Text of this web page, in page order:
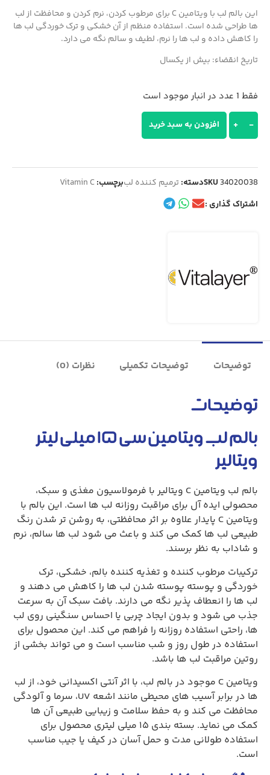
این بالم لب با ویتامین C برای مرطوب کردن، نرم کردن و محافظت از لب‌
ها طراحی شده است. استفاده منظم از آن خشکی و ترک‌ خوردگی لب‌ ها
را کاهش داده و لب‌ ها را نرم، لطیف و سالم نگه می‌ دارد.
تاریخ انقضاء: بیش از یکسال
فقط 1 عدد در انبار موجود است
-
+ افزودن به سبد خرید
SKU34020038 دسته:ترمیم کننده لببرچسب:Vitamin C
اشتراک گذاری :
توضیحات توضیحات تکمیلی نظرات (0)
توضیحات
بالم لب ویتامین سی ۱۵ میلی‌ لیتر
ویتالیر
بالم لب ویتامین C ویتالیر با فرمولاسیون مغذی و سبک،
محصولی ایده‌ آل برای مراقبت روزانه لب‌ ها است. این بالم با
ویتامین C پایدار علاوه بر اثر محافظتی، به روشن‌ تر شدن رنگ
طبیعی لب‌ ها کمک می‌ کند و باعث می‌ شود لب‌ ها سالم، نرم
و شاداب به نظر برسند.
ترکیبات مرطوب‌ کننده و تغذیه‌ کننده بالم، خشکی، ترک‌
خوردگی و پوسته‌ پوسته شدن لب‌ ها را کاهش می‌ دهند و
لب‌ ها را انعطاف‌ پذیر نگه می‌ دارند. بافت سبک آن به سرعت
جذب می‌ شود و بدون ایجاد چربی یا احساس سنگینی روی لب‌
ها، راحتی استفاده روزانه را فراهم می‌ کند. این محصول برای
استفاده در طول روز و شب مناسب است و می‌ تواند بخشی از
روتین مراقبت لب‌ ها باشد.
ویتامین C موجود در بالم لب، با اثر آنتی‌ اکسیدانی خود، از لب‌
ها در برابر آسیب‌ های محیطی مانند اشعه UV، سرما و آلودگی
محافظت می‌ کند و به حفظ سلامت و زیبایی طبیعی آن‌ ها
کمک می‌ نماید. بسته‌ بندی ۱۵ میلی‌ لیتری محصول برای
استفاده طولانی‌ مدت و حمل آسان در کیف یا جیب مناسب
است.